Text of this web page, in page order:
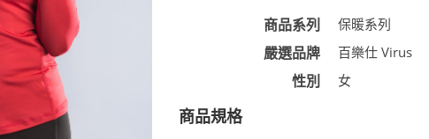
商品系列 保暖系列
嚴選品牌 百樂仕 Virus
性別 女
商品規格